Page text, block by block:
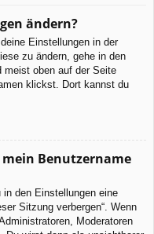
ändern?
Einstellungen in der
zu ändern, gehe in den
meist oben auf der Seite
klickst. Dort kannst du
Benutzername
in den Einstellungen eine
Sitzung verbergen“. Wenn
Moderatoren